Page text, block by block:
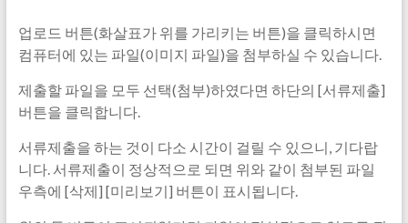
업로드 버튼(화살표가 위를 가리키는 버튼)을 클릭하시면
컴퓨터에 있는 파일(이미지 파일)을 첨부하실 수 있습니다.
제출할 파일을 모두 선택(첨부)하였다면 하단의 [서류제출]
버튼을 클릭합니다.
서류제출을 하는 것이 다소 시간이 걸릴 수 있으니, 기다랍
니다. 서류제출이 정상적으로 되면 위와 같이 첨부된 파일
우측에 [삭제] [미리보기] 버튼이 표시됩니다.